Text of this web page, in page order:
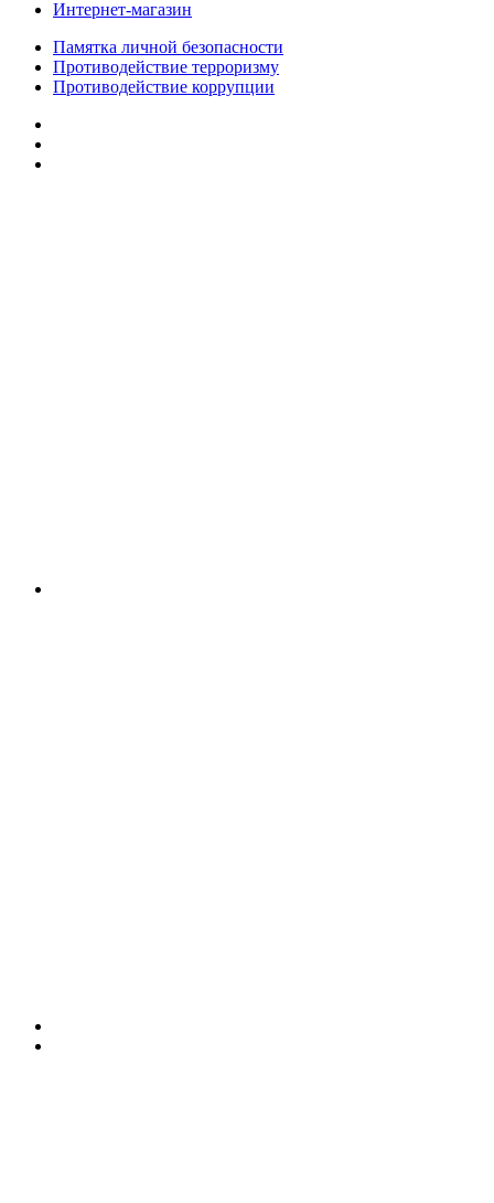
Интернет-магазин
Памятка личной безопасности
Противодействие терроризму
Противодействие коррупции